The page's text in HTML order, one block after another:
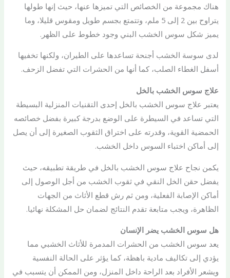
هناك مجموعة من الخصائص التي تميزها عنها، حيث إنها طولها
يتراوح بين 2 إلى 5 ملم، وتتمتع بجسم طويل ومقوس قليلا، وما
يميز شكل سوس الخشب البني وجود خطوط على الظهر.
لدى سوسة الخشب أجنحة تساعدها على الطيران، ولكنها تخفيها
أسفل الغطاء الصلب، كما أنها من الحشرات التي تفضل الزحف.
علاج سوس الخشب بالخل
يعتبر علاج سوس الخشب بالخل إحدى التقنيات المنزلية البسيطة
التي تساعد في السيطرة على الوضع بدرجة كبيرة بفضل خصائصه
الحمضية القوية، وقدرته على اختراق الثقوب الصغيرة إلى أن يصل
إلى أماكن اختباء السوس داخل الخشب.
يكمن نجاح علاج سوس الخشب بالخل في طريقة تطبيقه، حيث
يفضل حقن الخل النقي في ثقوب الخشب من أجل الوصول إلى
أماكن الإصابة الفعلية، ومن ثم رش قطع الأثاث من الجهات
الظاهرة، ويجب متابعة تقدم النتائج لضمان حل المشكلة نهائيا.
هل سوس الخشب يضر الإنسان
يعد سوس الخشب من الحشرات المدمرة للأثاث الخشبي مما
يؤدي إلى تكاليف مادية باهظة، كما يؤثر على الحالة النفسية
ويشعر الأفراد بعد الراحة داخل المنزل، ومن الممكن أن يتسبب في